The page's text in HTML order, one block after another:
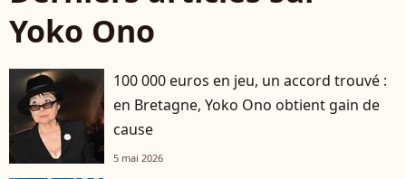
Yoko Ono
100 000 euros en jeu, un accord trouvé :
en Bretagne, Yoko Ono obtient gain de
cause
5 mai 2026